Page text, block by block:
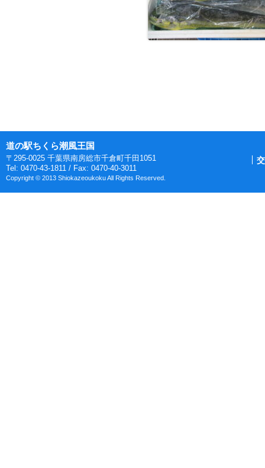
道の駅ちくら潮風王国
〒295-0025 千葉県南房総市千倉町千田1051
Tel: 0470-43-1811 / Fax: 0470-40-3011
Copyright © 2013 Shiokazeoukoku All Rights Reserved.